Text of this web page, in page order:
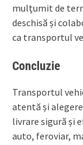
mulțumit de
deschisă și
ca transportul
Concluzie
Transportul
atentă și
livrare sigură și
auto, feroviar,